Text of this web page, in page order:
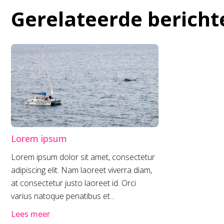
Gerelateerde
Lorem ipsum
Lorem ipsum dolor sit amet, consectetur
adipiscing elit. Nam laoreet viverra diam,
at consectetur justo laoreet id. Orci
varius natoque penatibus et...
Lees meer